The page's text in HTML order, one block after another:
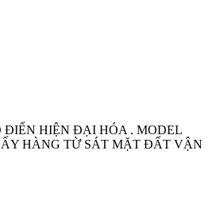
ĐIỂN HIỆN ĐẠI HÓA . MODEL
HÀNG TỪ SÁT MẶT ĐẤT VẬN